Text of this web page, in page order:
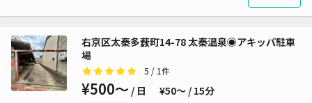
右京区太秦多薮町14-78 太秦温泉◉アキッパ駐車
場
5 / 1件
¥500〜 / 日 ¥50〜 / 15分